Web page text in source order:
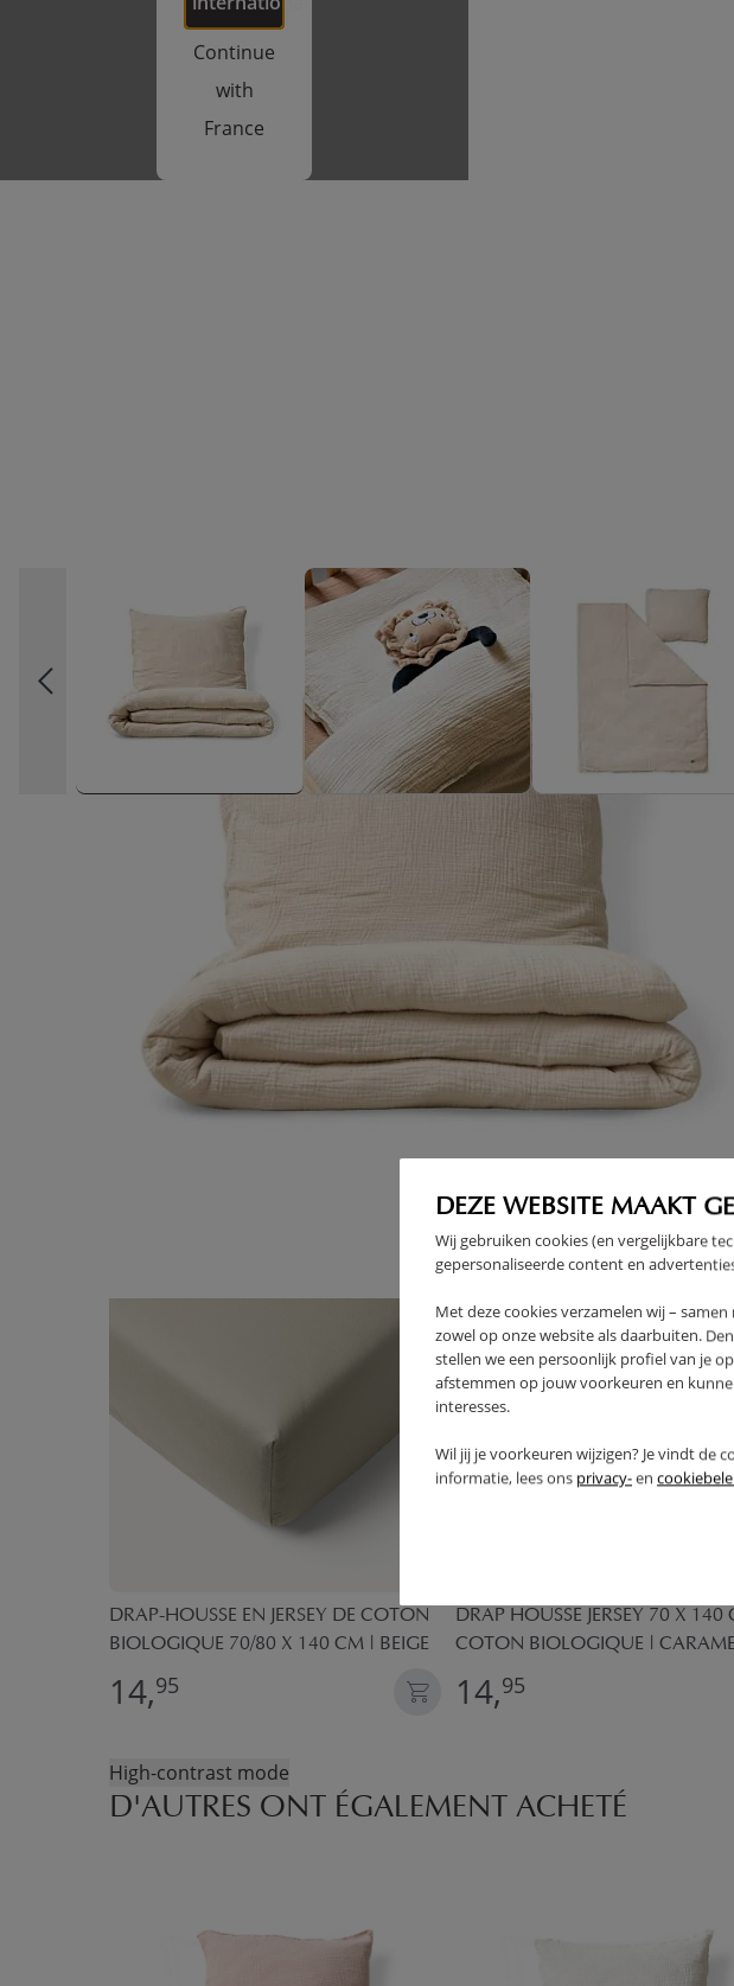
DEZE WEBSITE MAAKT
Wij gebruiken cookies (en vergelijkbare
gepersonaliseerde content en
Met deze cookies verzamelen wij –
zowel op onze website als daarbuiten.
stellen we een persoonlijk profiel van je
afstemmen op jouw voorkeuren en
interesses.
Wil jij je voorkeuren wijzigen? Je vindt de
informatie, lees ons privacy-en
Continue
with
France
SOUVENT ACHETÉS ENSEMBLE
DRAP-HOUSSE EN JERSEY DE COTON
BIOLOGIQUE 70/80 X 140 CM | BEIGE
14,95
DRAP HOUSSE JERSEY 70 X 140
COTON BIOLOGIQUE |
14,95
High-contrast mode
D'AUTRES ONT ÉGALEMENT ACHETÉ